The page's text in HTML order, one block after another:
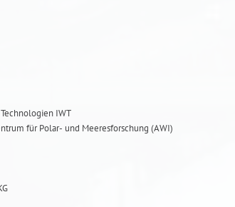
IWT
für Polar- und Meeresforschung (AWI)